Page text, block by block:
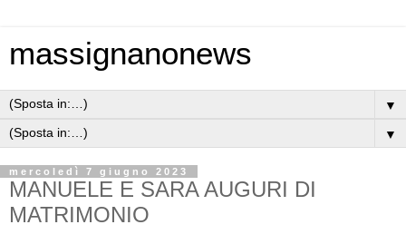
massignanonews
▼
▼
mercoledì 7 giugno 2023
MANUELE E SARA AUGURI DI
MATRIMONIO